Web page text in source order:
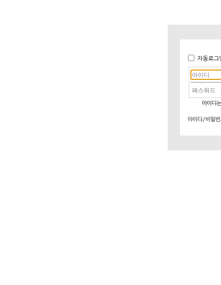
자동로그
아이디
아이디/비밀번